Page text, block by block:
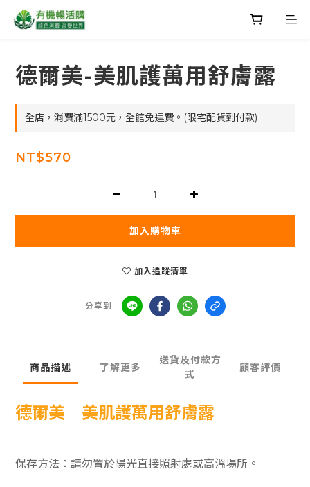
德爾美-美肌護萬用舒膚露
全店，消費滿1500元，全館免運費。(限宅配貨到付款)
NT$570
加入購物車
加入追蹤清單
分享到
商品描述 了解更多
送貨及付款方
式
顧客評價
德爾美 美肌護萬用舒膚露
保存方法：請勿置於陽光直接照射處或高溫場所。